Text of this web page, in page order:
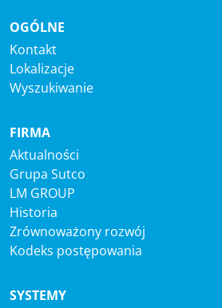
OGÓLNE
Kontakt
Lokalizacje
Wyszukiwanie
FIRMA
Aktualności
Grupa Sutco
LM GROUP
Historia
Zrównoważony rozwój
Kodeks postępowania
SYSTEMY